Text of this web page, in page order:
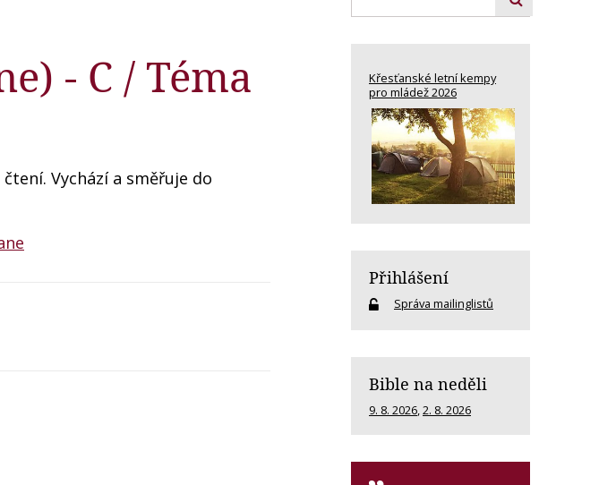
- C / Téma
Vychází a směřuje do
Křesťanské letní kempy
pro mládež 2026
Přihlášení
Správa mailinglistů
Bible na neděli
9. 8. 2026 2. 8. 2026